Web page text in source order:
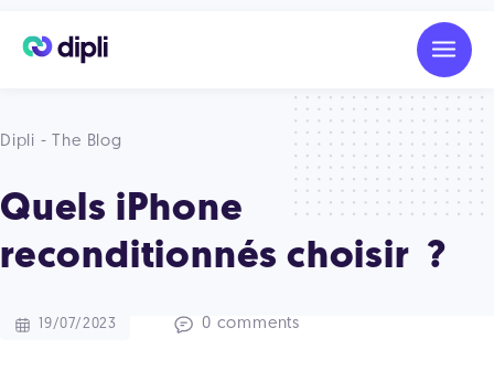
Dipli - The Blog
Quels iPhone
reconditionnés choisir ?
19/07/2023 0 comments